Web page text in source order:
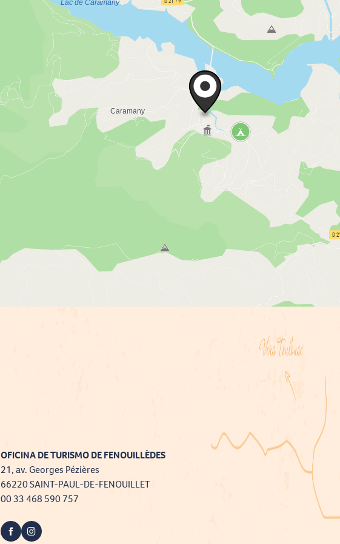
OFICINA DE TURISMO DE FENOUILLÈDES
21, av. Georges Pézières
66220 SAINT-PAUL-DE-FENOUILLET
00 33 468 590 757